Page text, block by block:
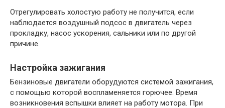
Отрегулировать холостую работу не получится, если
наблюдается воздушный подсос в двигатель через
прокладку, насос ускорения, сальники или по другой
причине.
Настройка зажигания
Бензиновые двигатели оборудуются системой зажигания,
с помощью которой воспламеняется горючее. Время
возникновения вспышки влияет на работу мотора. При